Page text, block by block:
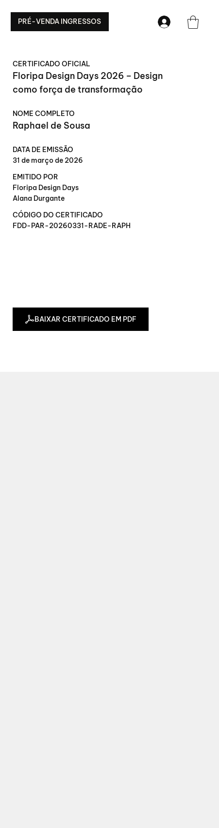
PRÉ-VENDA INGRESSOS
CERTIFICADO OFICIAL
Floripa Design Days 2026 – Design
como força de transformação
NOME COMPLETO
Raphael de Sousa
DATA DE EMISSÃO
31 de março de 2026
EMITIDO POR
Floripa Design Days
Alana Durgante
CÓDIGO DO CERTIFICADO
FDD-PAR-20260331-RADE-RAPH
BAIXAR CERTIFICADO EM PDF